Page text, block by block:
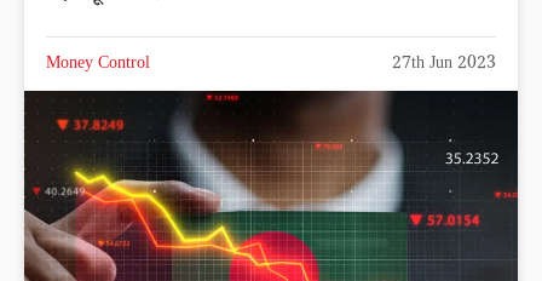
Money Control 27th Jun 2023